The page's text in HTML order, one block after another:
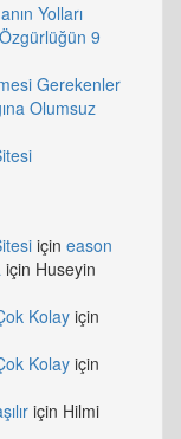
Yolları
9
Gerekenler
Olumsuz
için eason
için Huseyin
Kolay için
Kolay için
için Hilmi